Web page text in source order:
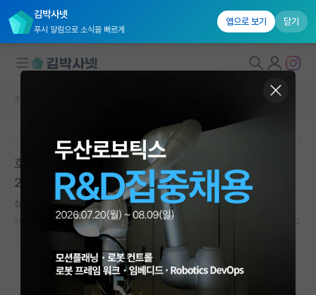
김박사넷
푸시 알림으로 소식을 빠르게
앱으로 보기 닫기
국내대학원 정보
연구실&오픈랩
커뮤니티
커뮤니티 홈
전체글보기
베스트 게시판
커뮤니티 홈
본문이 수정되지 않는 박제글입니다.
호라이즌 유럽 필라1 MSCA 프로그램 온라인 설명회 20
26(5월 12일(화))
상처받은 버트런드 러셀
2026.05.07 0 383